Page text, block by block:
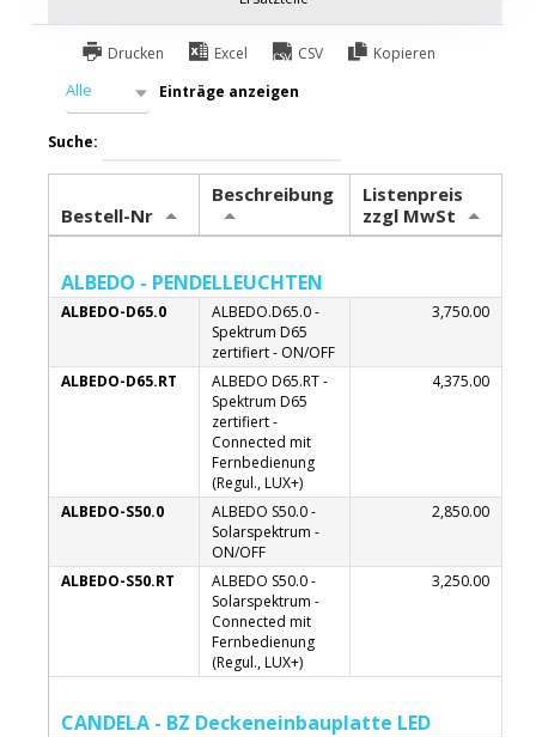
Drucken Excel CSV Kopieren
Alle Einträge anzeigen
Suche:
Bestell-Nr
Beschreibung
Listenpreis
zzgl MwSt
ALBEDO - PENDELLEUCHTEN
ALBEDO-D65.0
ALBEDO.D65.0 -
Spektrum D65
zertifiert - ON/OFF
3,750.00
ALBEDO-D65.RT
ALBEDO D65.RT -
Spektrum D65
zertifiert -
Connected mit
Fernbedienung
(Regul., LUX+)
4,375.00
ALBEDO-S50.0
ALBEDO S50.0 -
Solarspektrum -
ON/OFF
2,850.00
ALBEDO-S50.RT
ALBEDO S50.0 -
Solarspektrum -
Connected mit
Fernbedienung
(Regul., LUX+)
3,250.00
CANDELA - BZ Deckeneinbauplatte LED